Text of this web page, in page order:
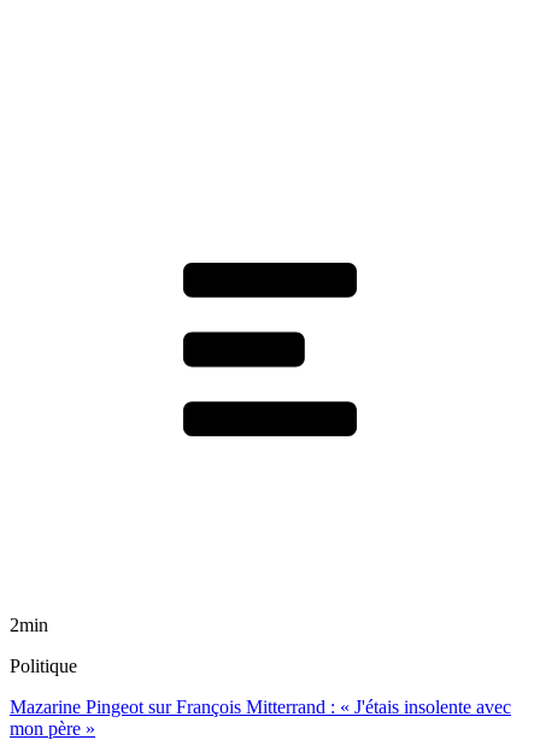
2min
Politique
Mazarine Pingeot sur François Mitterrand : « J'étais insolente avec
mon père »